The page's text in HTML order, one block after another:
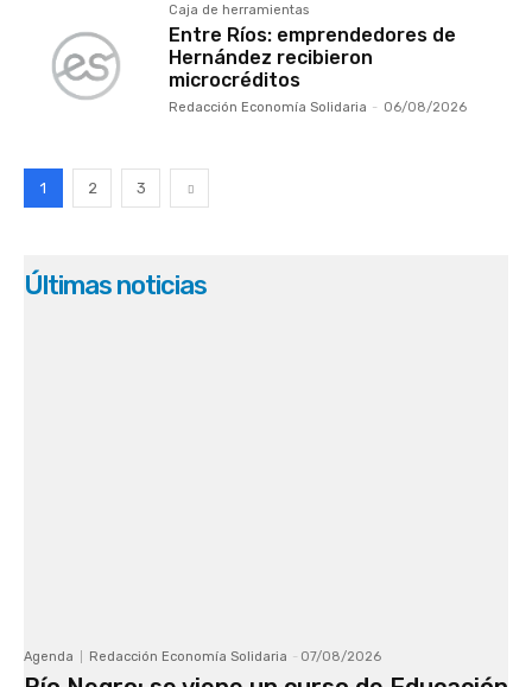
Caja de herramientas
Entre Ríos: emprendedores de
Hernández recibieron
microcréditos
Redacción Economía Solidaria - 06/08/2026
1 2 3
Últimas noticias
Agenda Redacción Economía Solidaria - 07/08/2026